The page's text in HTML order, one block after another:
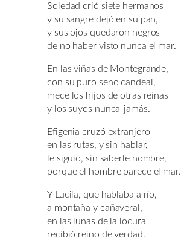
Soledad crió siete hermanos
y su sangre dejó en su pan,
y sus ojos quedaron negros
de no haber visto nunca el mar.
En las viñas de Montegrande,
con su puro seno candeal,
mece los hijos de otras reinas
y los suyos nunca-jamás.
Efigenia cruzó extranjero
en las rutas, y sin hablar,
le siguió, sin saberle nombre,
porque el hombre parece el mar.
Y Lucila, que hablaba a río,
a montaña y cañaveral,
en las lunas de la locura
recibió reino de verdad.